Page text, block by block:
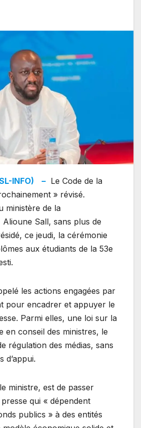
INFO) – Le Code de la
» révisé.
ministère de la
Sall, sans plus de
ce jeudi, la cérémonie
aux étudiants de la 53e
les actions engagées par
pour encadrer et appuyer le
Parmi elles, une loi sur la
en conseil des ministres, le
régulation des médias, sans
d’appui.
ministre, est de passer
presse qui « dépendent
publics » à des entités